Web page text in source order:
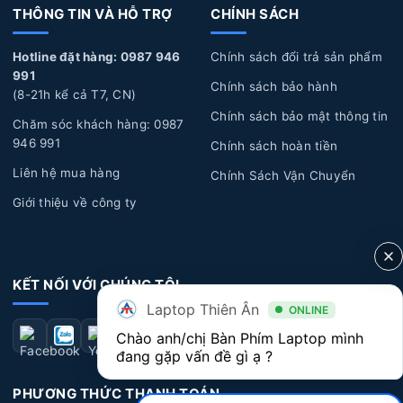
bong tróc, ẩm ướt, đổ nước, cà phê hoặc chất lỏng khác
chảy vào bàn phím, gây hỏng và không hoạt động đúng
cách.
Lỗi kỹ thuật:Một số lỗi kỹ thuật từ nhà sản xuất có
thể xuất hiện sau một thời gian sử dụng dài, dẫn đến các
vấn đề về bàn phím như: chạm phím, liệt phím, bong
tróc nút phím...
Dấu hiệu nhận biết Bàn Phím Laptop Lenovo bị
Một số phím không
nhận diện hoặc không hoạt động khi bạn bấm vào phím.
Điều này có thể xuất hiện ở một số phím cụ thể hoặc
toàn bộ bàn phím.
Bàn phím bị kẹt: Bàn phím bị kẹt khi gõ một phím
THÔNG TIN VÀ HỖ TRỢ
Hotline đặt hàng: 0987 946
991
(8-21h kể cả T7, CN)
Chăm sóc khách hàng: 0987
946 991
Liên hệ mua hàng
Giới thiệu về công ty
CHÍNH SÁCH
Chính sách đổi trả sản phẩm
Chính sách bảo hành
Chính sách bảo mật thông tin
Chính sách hoàn tiền
Chính Sách Vận Chuyển
KẾT NỐI VỚI CHÚNG TÔI
PHƯƠNG THỨC THANH TOÁN
Laptop Thiên Ân ONLINE
Chào anh/chị Bàn Phím Laptop mình
đang gặp vấn đề gì ạ ?